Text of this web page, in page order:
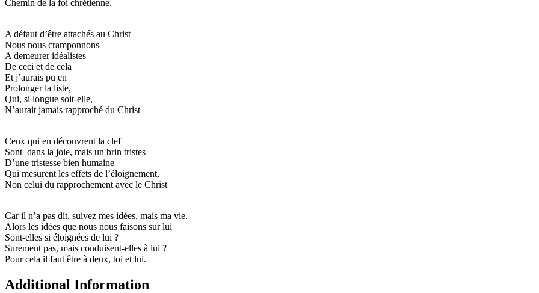
Chemin de la foi chrétienne.
A défaut d’être attachés au Christ
Nous nous cramponnons
A demeurer idéalistes
De ceci et de cela
Et j’aurais pu en
Prolonger la liste,
Qui, si longue soit-elle,
N’aurait jamais rapproché du Christ
Ceux qui en découvrent la clef
Sont dans la joie, mais un brin tristes
D’une tristesse bien humaine
Qui mesurent les effets de l’éloignement,
Non celui du rapprochement avec le Christ
Car il n’a pas dit, suivez mes idées, mais ma vie.
Alors les idées que nous nous faisons sur lui
Sont-elles si éloignées de lui ?
Surement pas, mais conduisent-elles à lui ?
Pour cela il faut être à deux, toi et lui.
Additional Information